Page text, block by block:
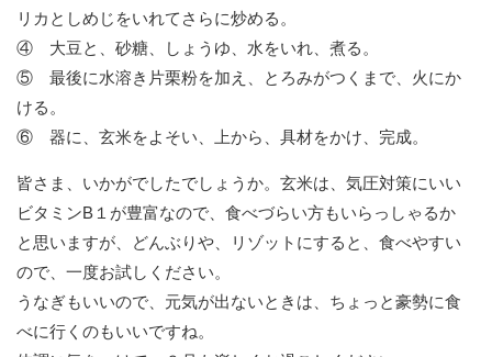
リカとしめじをいれてさらに炒める。
④ 大豆と、砂糖、しょうゆ、水をいれ、煮る。
⑤ 最後に水溶き片栗粉を加え、とろみがつくまで、火にか
ける。
⑥ 器に、玄米をよそい、上から、具材をかけ、完成。
皆さま、いかがでしたでしょうか。玄米は、気圧対策にいい
ビタミンB１が豊富なので、食べづらい方もいらっしゃるか
と思いますが、どんぶりや、リゾットにすると、食べやすい
ので、一度お試しください。
うなぎもいいので、元気が出ないときは、ちょっと豪勢に食
べに行くのもいいですね。